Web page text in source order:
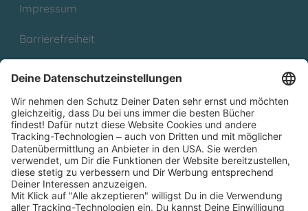
Impressum
Barrierefreiheit
Partnerprogramm (Affiliate)
Folge uns auf